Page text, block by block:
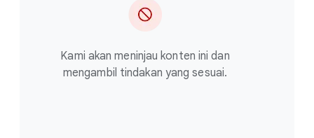
Kami akan meninjau konten ini dan
mengambil tindakan yang sesuai.